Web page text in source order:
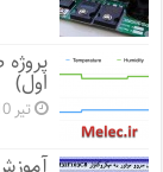
اول)
تیر 10, 1396